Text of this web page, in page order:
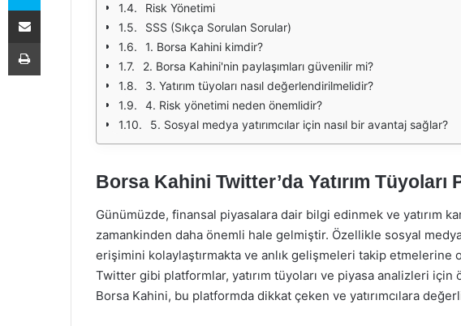
Risk Yönetimi
SSS (Sıkça Sorulan Sorular)
1. Borsa Kahini kimdir?
2. Borsa Kahini'nin paylaşımları güvenilir mi?
3. Yatırım tüyoları nasıl değerlendirilmelidir?
4. Risk yönetimi neden önemlidir?
5. Sosyal medya yatırımcılar için nasıl bir avantaj sağlar?
Borsa Kahini Twitter’da Yatırım Tüyoları
Günümüzde, finansal piyasalara dair bilgi edinmek ve yatırım
zamankinden daha önemli hale gelmiştir. Özellikle sosyal medya
erişimini kolaylaştırmakta ve anlık gelişmeleri takip etmelerine
Twitter gibi platformlar, yatırım tüyoları ve piyasa analizleri
Borsa Kahini, bu platformda dikkat çeken ve yatırımcılara
E-Posta ile paylaş